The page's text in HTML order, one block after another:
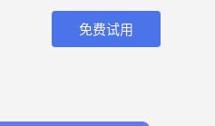
免费试用